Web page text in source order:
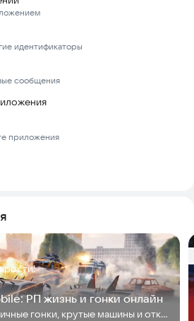
идентификаторы
сообщения
приложения
РП жизнь и гонки онлайн
Любишь уличные гонки, крутые машины и открытый мир? Наш онлайн РП симулятор ждет